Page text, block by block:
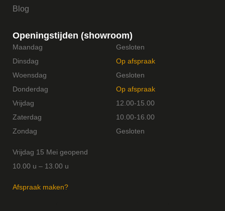
Blog
Openingstijden (showroom)
Maandag
Dinsdag
Woensdag
Donderdag
Vrijdag
Zaterdag
Zondag
Gesloten
Op afspraak
Gesloten
Op afspraak
12.00-15.00
10.00-16.00
Gesloten
Vrijdag 15 Mei geopend
10.00 u – 13.00 u
Afspraak maken?